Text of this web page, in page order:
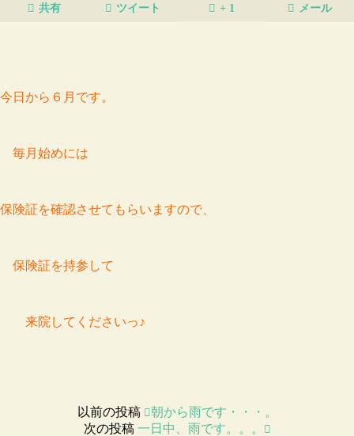
共有 ツイート + 1 メール
今日から６月です。
毎月始めには
保険証を確認させてもらいますので、
保険証を持参して
来院してくださいっ♪
以前の投稿
朝から雨です・・・。
次の投稿 一日中、雨です。。。